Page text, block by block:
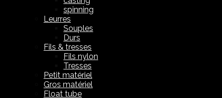
spinning
Leurres
Souples
Durs
Fils & tresses
Fils nylon
Tresses
Petit matériel
Gros matériel
Float tube